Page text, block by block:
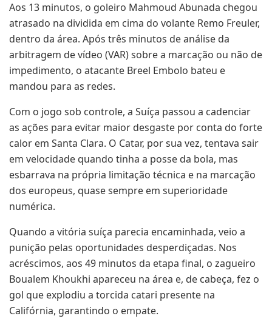
Aos 13 minutos, o goleiro Mahmoud Abunada chegou
atrasado na dividida em cima do volante Remo Freuler,
dentro da área. Após três minutos de análise da
arbitragem de vídeo (VAR) sobre a marcação ou não de
impedimento, o atacante Breel Embolo bateu ​e
mandou para as redes.
Com o jogo sob controle, a Suíça passou a cadenciar
as ações para evitar maior desgaste por conta do forte
calor em Santa Clara. O Catar, por sua vez, tentava sair
em velocidade quando tinha a posse da bola, mas
esbarrava na própria limitação técnica e na marcação
dos europeus, quase sempre em superioridade
numérica.
Quando a vitória suíça parecia encaminhada, veio a
punição pelas oportunidades desperdiçadas. Nos
acréscimos, aos 49 minutos da etapa final, o zagueiro
Boualem Khoukhi apareceu na área e, de cabeça, fez o
gol que explodiu a torcida catari presente na
Califórnia, garantindo o empate.